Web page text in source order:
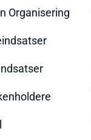
Organisering